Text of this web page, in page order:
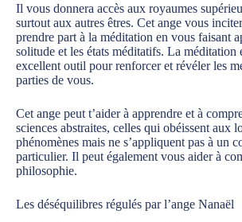
Il vous donnera accès aux royaumes
surtout aux autres êtres. Cet ange vous
prendre part à la méditation en vous faisant
solitude et les états méditatifs. La méditation
excellent outil pour renforcer et révéler les
parties de vous.
Cet ange peut t’aider à apprendre et à
sciences abstraites, celles qui obéissent aux
phénomènes mais ne s’appliquent pas à un
particulier. Il peut également vous aider à
philosophie.
Les déséquilibres régulés par l’ange Nanaël